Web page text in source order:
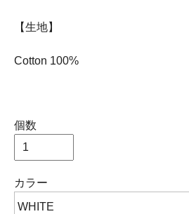
【生地】
Cotton 100%
個数
カラー